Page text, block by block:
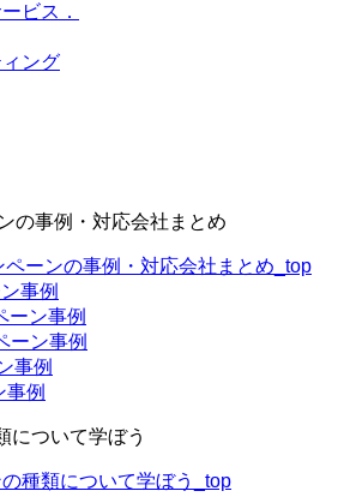
ビス．
ング
の事例・対応会社まとめ
ーンの事例・対応会社まとめ_top
事例
ーン事例
ーン事例
事例
事例
について学ぼう
種類について学ぼう_top